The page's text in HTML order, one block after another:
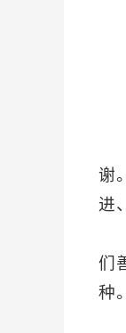
谢
进
们
种。